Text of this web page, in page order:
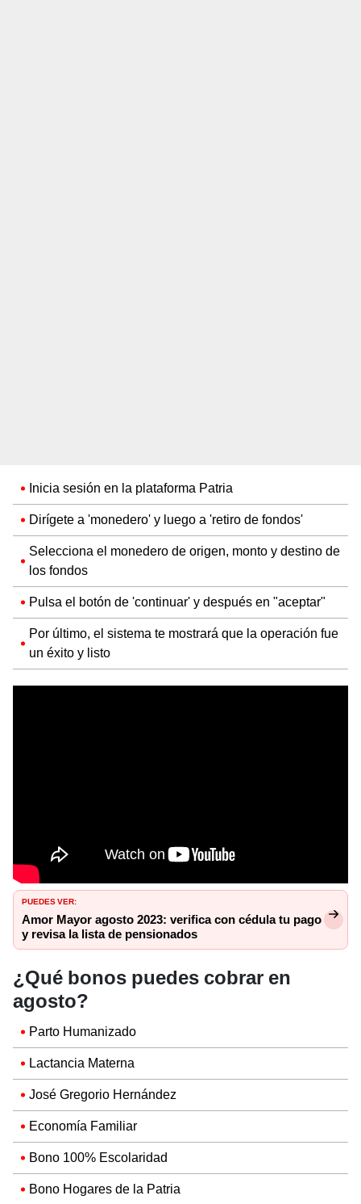
Inicia sesión en la plataforma Patria
Dirígete a 'monedero' y luego a 'retiro de fondos'
Selecciona el monedero de origen, monto y destino de
los fondos
Pulsa el botón de 'continuar' y después en "aceptar"
Por último, el sistema te mostrará que la operación fue
un éxito y listo
PUEDES VER:
Amor Mayor agosto 2023: verifica con cédula tu pago
y revisa la lista de pensionados
¿Qué bonos puedes cobrar en
agosto?
Parto Humanizado
Lactancia Materna
José Gregorio Hernández
Economía Familiar
Bono 100% Escolaridad
Bono Hogares de la Patria